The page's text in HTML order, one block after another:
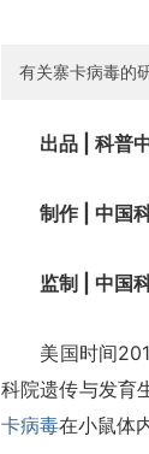
有关寨卡病毒的
出品 | 科普
制作 | 中国科
监制 | 中国科
美国时间2016
科院遗传与发育
卡病毒在小鼠体